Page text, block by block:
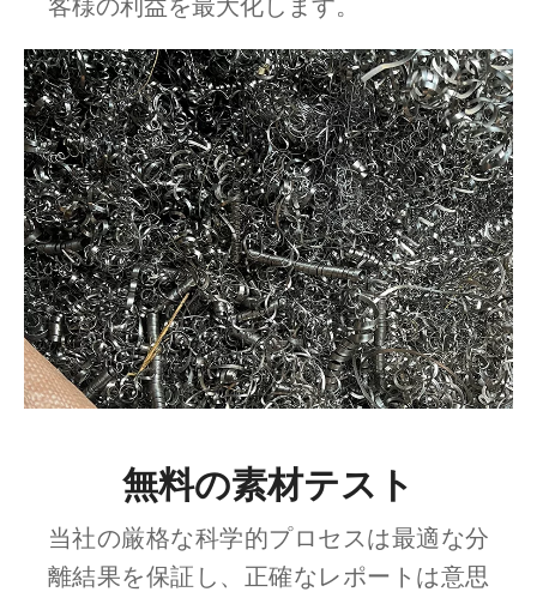
客様の利益を最大化します。
無料の素材テスト
当社の厳格な科学的プロセスは最適な分
離結果を保証し、正確なレポートは意思